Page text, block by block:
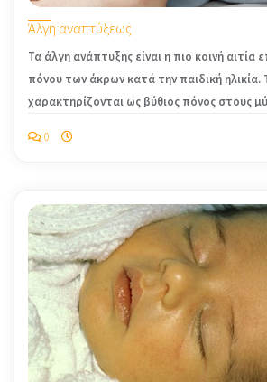
Άλγη αναπτύξεως
Τα άλγη ανάπτυξης είναι η πιο κοινή
πόνου των άκρων κατά την παιδική
χαρακτηρίζονται ως βύθιος πόνος στους
0